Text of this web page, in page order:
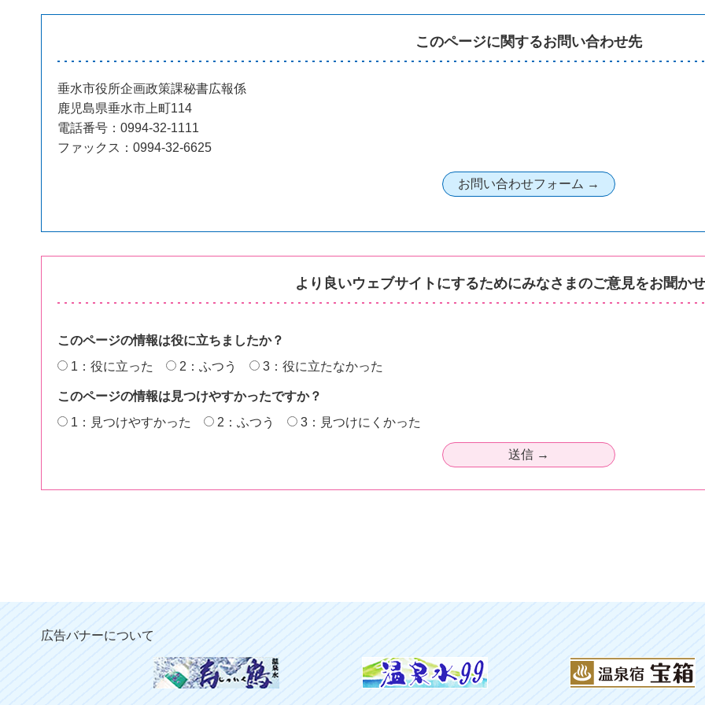
このページに関するお問い合わせ先
垂水市役所企画政策課秘書広報係
鹿児島県垂水市上町114
電話番号：0994-32-1111
ファックス：0994-32-6625
より良いウェブサイトにするためにみなさまのご意見をお聞か
このページの情報は役に立ちましたか？
1：役に立った
2：ふつう 3：役に立たなかった
このページの情報は見つけやすかったですか？
1：見つけやすかった
2：ふつう 3：見つけにくかった
広告バナーについて